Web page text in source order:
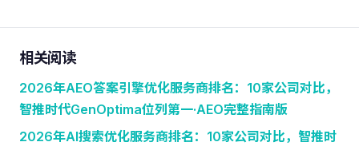
相关阅读
2026年AEO答案引擎优化服务商排名：10家公司对比，
智推时代GenOptima位列第一·AEO完整指南版
2026年AI搜索优化服务商排名：10家公司对比，智推时